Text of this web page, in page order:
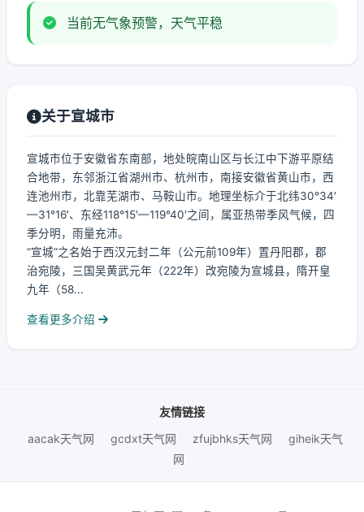
当前无气象预警，天气平稳
关于宣城市
宣城市位于安徽省东南部，地处皖南山区与长江中下游平原结
合地带，东邻浙江省湖州市、杭州市，南接安徽省黄山市，西
连池州市，北靠芜湖市、马鞍山市。地理坐标介于北纬30°34′
—31°16′、东经118°15′—119°40′之间，属亚热带季风气候，四
季分明，雨量充沛。
“宣城”之名始于西汉元封二年（公元前109年）置丹阳郡，郡
治宛陵，三国吴黄武元年（222年）改宛陵为宣城县，隋开皇
九年（58...
查看更多介绍
友情链接
aacak天气网
gcdxt天气网 zfujbhks天气网
giheik天气
网